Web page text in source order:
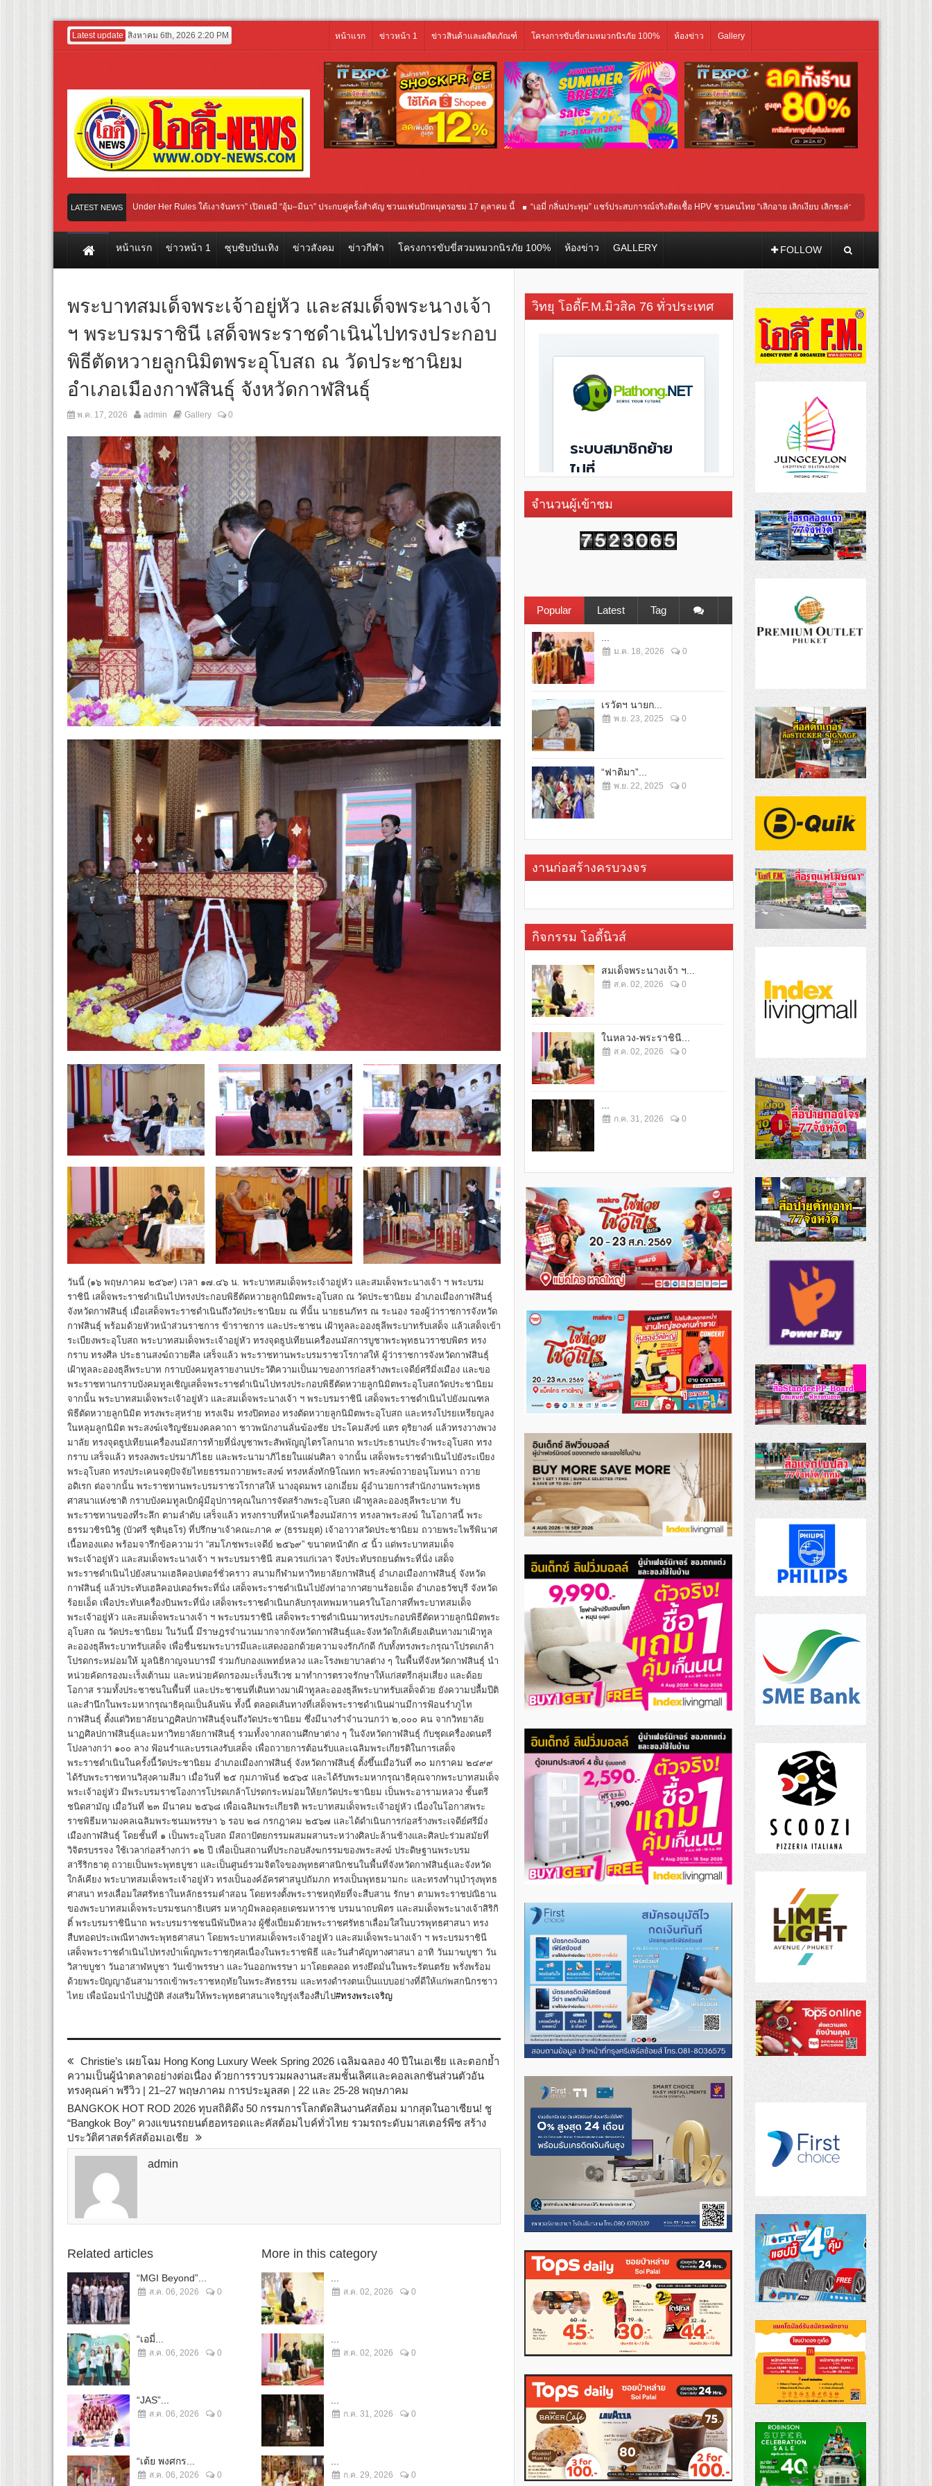
Latest update สิงหาคม 6th, 2026 2:20 PM หน้าแรก ข่าวหน้า 1 ข่าวสินค้าและผลิตภัณฑ์ โครงการขับขี่สวมหมวกนิรภัย 100% ห้องข่าว Gallery
LATEST NEWS
วงสรวงซีรีส์ iQIYI Original “Under Her Rules ใต้เงาจันทรา” เปิดเคมี “อุ้ม–มีนา” ประกบคู่ครั้งสำคัญ ชวนแฟนปักหมุดรอชม 17 ตุลาคม นี้ “เอมี่ กลิ่นประทุม” แชร์ประสบการณ์จริงติดเชื้อ HPV ชวนคนไทย “เลิกอาย เลิกเงียบ เลิกชะล่าใจ” เรื่อง HPV ในแคมเปญ
วอย่างแรก! ภาพยนตร์ฟอร์มยักษ์ ‘คุณยายวรนาฏ’ (INHERIT) เตรียมคายตะขาบหนังไทยในรอบปฐมทัศน์โลก ณ เทศกาลภาพยนตร์นานาชาติโตรอนโต “จุ๋ย วรัทยา” ทุ่มสุดชีวิต โกนหัวรับบทแม่ชี นำทีมนักแสดงประชันความสยอง!
หน้าแรก ข่าวหน้า 1 ซุบซิบบันเทิง ข่าวสังคม ข่าวกีฬา โครงการขับขี่สวมหมวกนิรภัย 100% ห้องข่าว GALLERY FOLLOW
พระบาทสมเด็จพระเจ้าอยู่หัว และสมเด็จพระนางเจ้า
ฯ พระบรมราชินี เสด็จพระราชดำเนินไปทรงประกอบ
พิธีตัดหวายลูกนิมิตพระอุโบสถ ณ วัดประชานิยม
อำเภอเมืองกาฬสินธุ์ จังหวัดกาฬสินธุ์
พ.ค. 17, 2026 admin Gallery 0
วันนี้ (๑๖ พฤษภาคม ๒๕๖๙) เวลา ๑๗.๔๖ น. พระบาทสมเด็จพระเจ้าอยู่หัว และสมเด็จพระนางเจ้า ฯ พระบรม
ราชินี เสด็จพระราชดำเนินไปทรงประกอบพิธีตัดหวายลูกนิมิตพระอุโบสถ ณ วัดประชานิยม อำเภอเมืองกาฬสินธุ์
จังหวัดกาฬสินธุ์ เมื่อเสด็จพระราชดำเนินถึงวัดประชานิยม ณ ที่นั้น นายธนภัทร ณ ระนอง รองผู้ว่าราชการจังหวัด
กาฬสินธุ์ พร้อมด้วยหัวหน้าส่วนราชการ ข้าราชการ และประชาชน เฝ้าทูลละอองธุลีพระบาทรับเสด็จ แล้วเสด็จเข้า
ระเบียงพระอุโบสถ พระบาทสมเด็จพระเจ้าอยู่หัว ทรงจุดธูปเทียนเครื่องนมัสการบูชาพระพุทธนวราชบพิตร ทรง
กราบ ทรงศีล ประธานสงฆ์ถวายศีล เสร็จแล้ว พระราชทานพระบรมราชวโรกาสให้ ผู้ว่าราชการจังหวัดกาฬสินธุ์
เฝ้าทูลละอองธุลีพระบาท กราบบังคมทูลรายงานประวัติความเป็นมาของการก่อสร้างพระเจดีย์ศรีมิ่งเมือง และขอ
พระราชทานกราบบังคมทูลเชิญเสด็จพระราชดำเนินไปทรงประกอบพิธีตัดหวายลูกนิมิตพระอุโบสถวัดประชานิยม
จากนั้น พระบาทสมเด็จพระเจ้าอยู่หัว และสมเด็จพระนางเจ้า ฯ พระบรมราชินี เสด็จพระราชดำเนินไปยังมณฑล
พิธีตัดหวายลูกนิมิต ทรงพระสุหร่าย ทรงเจิม ทรงปิดทอง ทรงตัดหวายลูกนิมิตพระอุโบสถ และทรงโปรยเหรียญลง
ในหลุมลูกนิมิต พระสงฆ์เจริญชัยมงคลคาถา ชาวพนักงานลั่นฆ้องชัย ประโคมสังข์ แตร ดุริยางค์ แล้วทรงวางพวง
มาลัย ทรงจุดธูปเทียนเครื่องนมัสการท้ายที่นั่งบูชาพระสัพพัญญูไตรโลกนาถ พระประธานประจำพระอุโบสถ ทรง
กราบ เสร็จแล้ว ทรงลงพระปรมาภิไธย และพระนามาภิไธยในแผ่นศิลา จากนั้น เสด็จพระราชดำเนินไปยังระเบียง
พระอุโบสถ ทรงประเคนจตุปัจจัยไทยธรรมถวายพระสงฆ์ ทรงหลั่งทักษิโณทก พระสงฆ์ถวายอนุโมทนา ถวาย
อดิเรก ต่อจากนั้น พระราชทานพระบรมราชวโรกาสให้ นางอุดมพร เอกเอี่ยม ผู้อำนวยการสำนักงานพระพุทธ
ศาสนาแห่งชาติ กราบบังคมทูลเบิกผู้มีอุปการคุณในการจัดสร้างพระอุโบสถ เฝ้าทูลละอองธุลีพระบาท รับ
พระราชทานของที่ระลึก ตามลำดับ เสร็จแล้ว ทรงกราบที่หน้าเครื่องนมัสการ ทรงลาพระสงฆ์ ในโอกาสนี้ พระ
ธรรมวชิรนิวิฐ (บัวศรี ชุตินฺธโร) ที่ปรึกษาเจ้าคณะภาค ๙ (ธรรมยุต) เจ้าอาวาสวัดประชานิยม ถวายพระไพรีพินาศ
เนื้อทองแดง พร้อมจารึกข้อความว่า “สมโภชพระเจดีย์ ๒๕๖๙” ขนาดหน้าตัก ๕ นิ้ว แด่พระบาทสมเด็จ
พระเจ้าอยู่หัว และสมเด็จพระนางเจ้า ฯ พระบรมราชินี สมควรแก่เวลา จึงประทับรถยนต์พระที่นั่ง เสด็จ
พระราชดำเนินไปยังสนามเฮลิคอปเตอร์ชั่วคราว สนามกีฬามหาวิทยาลัยกาฬสินธุ์ อำเภอเมืองกาฬสินธุ์ จังหวัด
กาฬสินธุ์ แล้วประทับเฮลิคอปเตอร์พระที่นั่ง เสด็จพระราชดำเนินไปยังท่าอากาศยานร้อยเอ็ด อำเภอธวัชบุรี จังหวัด
ร้อยเอ็ด เพื่อประทับเครื่องบินพระที่นั่ง เสด็จพระราชดำเนินกลับกรุงเทพมหานครในโอกาสที่พระบาทสมเด็จ
พระเจ้าอยู่หัว และสมเด็จพระนางเจ้า ฯ พระบรมราชินี เสด็จพระราชดำเนินมาทรงประกอบพิธีตัดหวายลูกนิมิตพระ
อุโบสถ ณ วัดประชานิยม ในวันนี้ มีราษฎรจำนวนมากจากจังหวัดกาฬสินธุ์และจังหวัดใกล้เคียงเดินทางมาเฝ้าทูล
ละอองธุลีพระบาทรับเสด็จ เพื่อชื่นชมพระบารมีและแสดงออกด้วยความจงรักภักดี กับทั้งทรงพระกรุณาโปรดเกล้า
โปรดกระหม่อมให้ มูลนิธิกาญจนบารมี ร่วมกับกองแพทย์หลวง และโรงพยาบาลต่าง ๆ ในพื้นที่จังหวัดกาฬสินธุ์ นำ
หน่วยคัดกรองมะเร็งเต้านม และหน่วยคัดกรองมะเร็งนรีเวช มาทำการตรวจรักษาให้แก่สตรีกลุ่มเสี่ยง และด้อย
โอกาส รวมทั้งประชาชนในพื้นที่ และประชาชนที่เดินทางมาเฝ้าทูลละอองธุลีพระบาทรับเสด็จด้วย ยังความปลื้มปีติ
และสำนึกในพระมหากรุณาธิคุณเป็นล้นพ้น ทั้งนี้ ตลอดเส้นทางที่เสด็จพระราชดำเนินผ่านมีการฟ้อนรำภูไท
กาฬสินธุ์ ตั้งแต่วิทยาลัยนาฏศิลปกาฬสินธุ์จนถึงวัดประชานิยม ซึ่งมีนางรำจำนวนกว่า ๒,๐๐๐ คน จากวิทยาลัย
นาฏศิลปกาฬสินธุ์และมหาวิทยาลัยกาฬสินธุ์ รวมทั้งจากสถานศึกษาต่าง ๆ ในจังหวัดกาฬสินธุ์ กับชุดเครื่องดนตรี
โปงลางกว่า ๑๐๐ ลาง ฟ้อนรำและบรรเลงรับเสด็จ เพื่อถวายการต้อนรับและเฉลิมพระเกียรติในการเสด็จ
พระราชดำเนินในครั้งนี้วัดประชานิยม อำเภอเมืองกาฬสินธุ์ จังหวัดกาฬสินธุ์ ตั้งขึ้นเมื่อวันที่ ๓๐ มกราคม ๒๔๙๙
ได้รับพระราชทานวิสุงคามสีมา เมื่อวันที่ ๒๕ กุมภาพันธ์ ๒๕๖๕ และได้รับพระมหากรุณาธิคุณจากพระบาทสมเด็จ
พระเจ้าอยู่หัว มีพระบรมราชโองการโปรดเกล้าโปรดกระหม่อมให้ยกวัดประชานิยม เป็นพระอารามหลวง ชั้นตรี
ชนิดสามัญ เมื่อวันที่ ๒๓ มีนาคม ๒๕๖๘ เพื่อเฉลิมพระเกียรติ พระบาทสมเด็จพระเจ้าอยู่หัว เนื่องในโอกาสพระ
ราชพิธีมหามงคลเฉลิมพระชนมพรรษา ๖ รอบ ๒๘ กรกฎาคม ๒๕๖๗ และได้ดำเนินการก่อสร้างพระเจดีย์ศรีมิ่ง
เมืองกาฬสินธุ์ โดยชั้นที่ ๑ เป็นพระอุโบสถ มีสถาปัตยกรรมผสมผสานระหว่างศิลปะล้านช้างและศิลปะร่วมสมัยที่
วิจิตรบรรจง ใช้เวลาก่อสร้างกว่า ๑๒ ปี เพื่อเป็นสถานที่ประกอบสังฆกรรมของพระสงฆ์ ประดิษฐานพระบรม
สารีริกธาตุ ถวายเป็นพระพุทธบูชา และเป็นศูนย์รวมจิตใจของพุทธศาสนิกชนในพื้นที่จังหวัดกาฬสินธุ์และจังหวัด
ใกล้เคียง พระบาทสมเด็จพระเจ้าอยู่หัว ทรงเป็นองค์อัครศาสนูปถัมภก ทรงเป็นพุทธมามกะ และทรงทำนุบำรุงพุทธ
ศาสนา ทรงเลื่อมใสศรัทธาในหลักธรรมคำสอน โดยทรงตั้งพระราชหฤทัยที่จะสืบสาน รักษา ตามพระราชปณิธาน
ของพระบาทสมเด็จพระบรมชนกาธิเบศร มหาภูมิพลอดุลยเดชมหาราช บรมนาถบพิตร และสมเด็จพระนางเจ้าสิริกิ
ติ์ พระบรมราชินีนาถ พระบรมราชชนนีพันปีหลวง ผู้ซึ่งเปี่ยมด้วยพระราชศรัทธาเลื่อมใสในบวรพุทธศาสนา ทรง
สืบทอดประเพณีทางพระพุทธศาสนา โดยพระบาทสมเด็จพระเจ้าอยู่หัว และสมเด็จพระนางเจ้า ฯ พระบรมราชินี
เสด็จพระราชดำเนินไปทรงบำเพ็ญพระราชกุศลเนื่องในพระราชพิธี และวันสำคัญทางศาสนา อาทิ วันมาฆบูชา วัน
วิสาขบูชา วันอาสาฬหบูชา วันเข้าพรรษา และวันออกพรรษา มาโดยตลอด ทรงยึดมั่นในพระรัตนตรัย พรั่งพร้อม
ด้วยพระปัญญาอันสามารถเข้าพระราชหฤทัยในพระสัทธรรม และทรงดำรงตนเป็นแบบอย่างที่ดีให้แก่พสกนิกรชาว
ไทย เพื่อน้อมนำไปปฏิบัติ ส่งเสริมให้พระพุทธศาสนาเจริญรุ่งเรืองสืบไป#ทรงพระเจริญ
Christie’s เผยโฉม Hong Kong Luxury Week Spring 2026 เฉลิมฉลอง 40 ปีในเอเชีย และตอกย้ำ
ความเป็นผู้นำตลาดอย่างต่อเนื่อง ด้วยการรวบรวมผลงานสะสมชั้นเลิศและคอลเลกชันส่วนตัวอัน
ทรงคุณค่า พรีวิว | 21–27 พฤษภาคม การประมูลสด | 22 และ 25-28 พฤษภาคม
BANGKOK HOT ROD 2026 ทุบสถิติดึง 50 กรรมการโลกตัดสินงานคัสต้อม มากสุดในอาเซียน! ชู
“Bangkok Boy” ควงแขนรถยนต์ฮอทรอดและคัสต้อมไบค์ทั่วไทย รวมรถระดับมาสเตอร์พีซ สร้าง
ประวัติศาสตร์คัสต้อมเอเชีย
admin
Related articles
“MGI Beyond”...
ส.ค. 06, 2026 0
“เอมี่...
ส.ค. 06, 2026 0
“JAS”...
ส.ค. 06, 2026 0
“เต้ย พงศกร...
ส.ค. 06, 2026 0
More in this category
ส.ค. 02, 2026 0
ส.ค. 02, 2026 0
ก.ค. 31, 2026 0
ก.ค. 29, 2026 0
วิทยุ โอดี้F.M.มิวสิค 76 ทั่วประเทศ
จำนวนผู้เข้าชม
Popular Latest Tag
ม.ค. 18, 2026 0
เรวัตฯ นายก...
พ.ย. 23, 2025 0
“ฟาติมา”...
พ.ย. 22, 2025 0
งานก่อสร้างครบวงจร
กิจกรรม โอดี้นิวส์
สมเด็จพระนางเจ้า ฯ...
ส.ค. 02, 2026 0
ในหลวง-พระราชินี...
ส.ค. 02, 2026 0
ก.ค. 31, 2026 0